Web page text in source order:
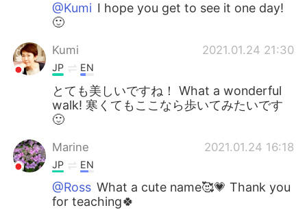
@Kumi I hope you get to see it one day!
🙂
Kumi 2021.01.24 21:30
JP EN
とても美しいですね！ What a wonderful
walk! 寒くてもここなら歩いてみたいです
🙂
Marine 2021.01.24 16:18
JP EN
@Ross What a cute name🥰💗 Thank you
for teaching🍀